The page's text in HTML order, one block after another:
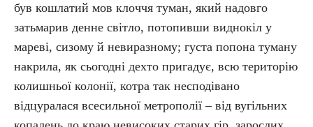
був кошлатий мов клоччя туман, який надовго
затьмарив денне світло, потопивши виднокіл у
мареві, сизому й невиразному; густа попона туману
накрила, як сьогодні дехто пригадує, всю територію
колишньої колонії, котра так несподівано
відцуралася всесильної метрополії – від вугільних